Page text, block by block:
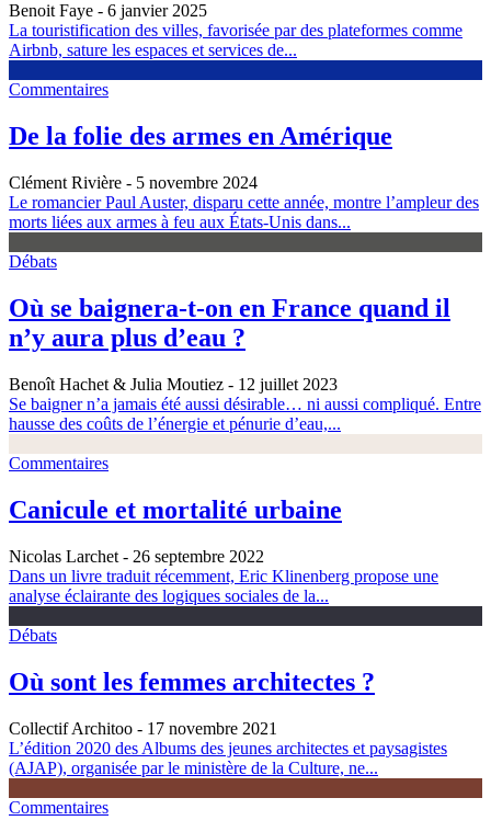
Benoit Faye - 6 janvier 2025
La touristification des villes, favorisée par des plateformes comme
Airbnb, sature les espaces et services de...
Commentaires
De la folie des armes en Amérique
Clément Rivière - 5 novembre 2024
Le romancier Paul Auster, disparu cette année, montre l’ampleur des
morts liées aux armes à feu aux États-Unis dans...
Débats
Où se baignera-t-on en France quand il
n’y aura plus d’eau ?
Benoît Hachet & Julia Moutiez - 12 juillet 2023
Se baigner n’a jamais été aussi désirable… ni aussi compliqué. Entre
hausse des coûts de l’énergie et pénurie d’eau,...
Commentaires
Canicule et mortalité urbaine
Nicolas Larchet - 26 septembre 2022
Dans un livre traduit récemment, Eric Klinenberg propose une
analyse éclairante des logiques sociales de la...
Débats
Où sont les femmes architectes ?
Collectif Architoo - 17 novembre 2021
L’édition 2020 des Albums des jeunes architectes et paysagistes
(AJAP), organisée par le ministère de la Culture, ne...
Commentaires